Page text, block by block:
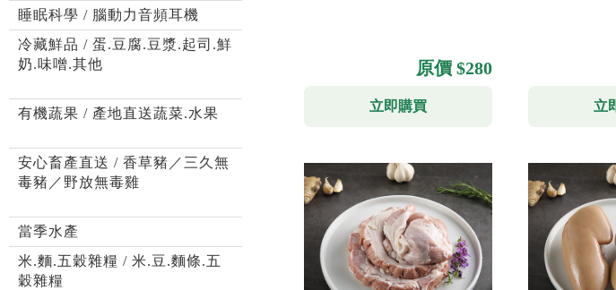
睡眠科學 / 腦動力音頻耳機
冷藏鮮品 / 蛋.豆腐.豆漿.起司.鮮
奶.味噌.其他
有機蔬果 / 產地直送蔬菜.水果
安心畜產直送 / 香草豬／三久無
毒豬／野放無毒雞
當季水產
米.麵.五穀雜糧 / 米.豆.麵條.五
穀雜糧
原價 $280
立即購買 立